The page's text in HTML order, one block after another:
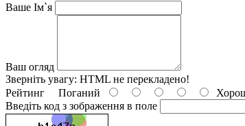
Ваше Ім`я
Ваш огляд
Зверніть увагу: HTML не перекладено!
Рейтинг Поганий
Введіть код з зображення в поле